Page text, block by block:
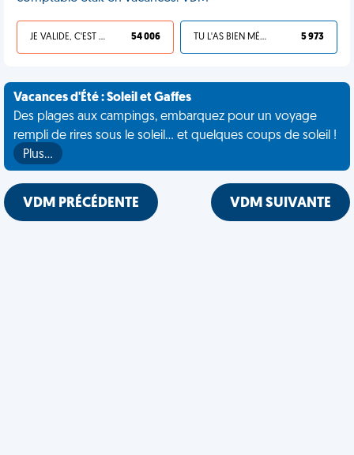
JE VALIDE, C'EST UNE VDM 54 006 TU L'AS BIEN MÉRITÉ 5 973
Vacances d'Été : Soleil et Gaffes
Des plages aux campings, embarquez pour un voyage
rempli de rires sous le soleil... et quelques coups de soleil !
Plus…
VDM PRÉCÉDENTE VDM SUIVANTE